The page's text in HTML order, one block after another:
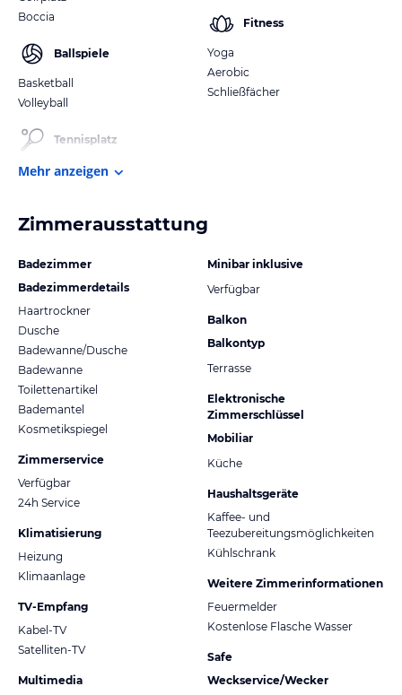
Boccia
Ballspiele
Basketball
Volleyball
Tennisplatz
Fitness
Yoga
Aerobic
Schließfächer
Mehr anzeigen
Zimmerausstattung
Badezimmer
Badezimmerdetails
Haartrockner
Dusche
Badewanne/Dusche
Badewanne
Toilettenartikel
Bademantel
Kosmetikspiegel
Zimmerservice
Verfügbar
24h Service
Klimatisierung
Heizung
Klimaanlage
TV-Empfang
Kabel-TV
Satelliten-TV
Multimedia
Minibar inklusive
Verfügbar
Balkon
Balkontyp
Terrasse
Elektronische
Zimmerschlüssel
Mobiliar
Küche
Haushaltsgeräte
Kaffee- und
Teezubereitungsmöglichkeiten
Kühlschrank
Weitere Zimmerinformationen
Feuermelder
Kostenlose Flasche Wasser
Safe
Weckservice/Wecker